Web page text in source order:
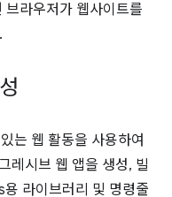
브라우저가 웹사이트를
는 웹 활동을 사용하여
레시브 웹 앱을 생성, 빌
라이브러리 및 명령줄